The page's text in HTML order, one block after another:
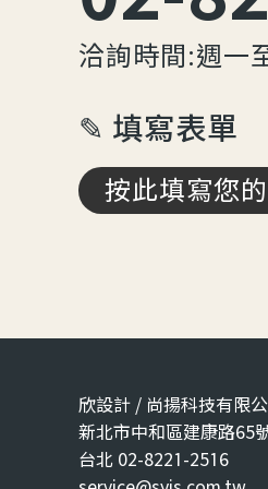
洽詢時間:週一
✎ 填寫表單
按此填寫您
欣設計 / 尚揚科技有限
新北市中和區建康路65
台北 02-8221-2516